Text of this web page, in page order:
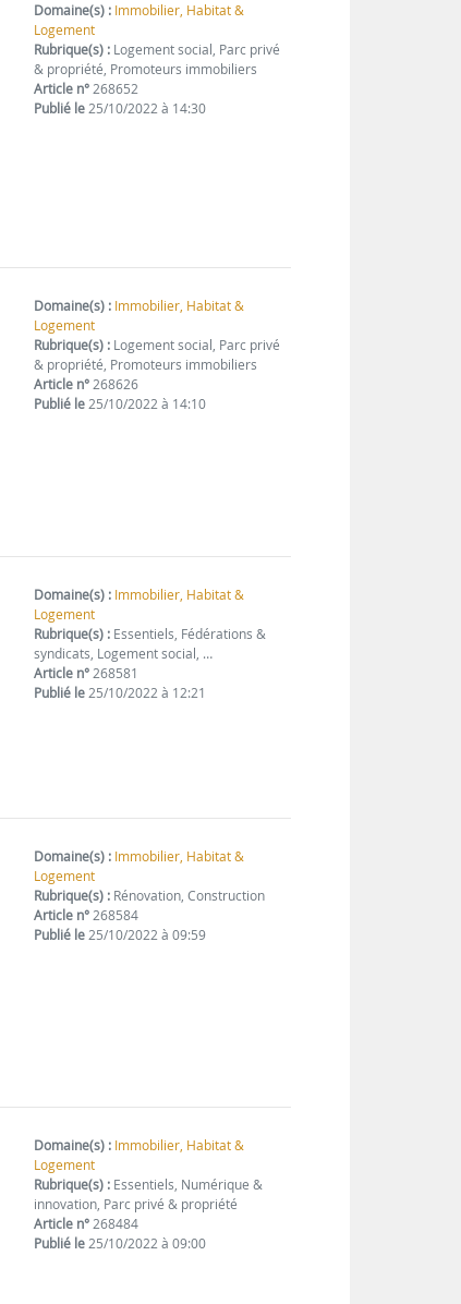
Domaine(s) : Immobilier, Habitat &
Logement
Rubrique(s) : Logement social, Parc privé
& propriété, Promoteurs immobiliers
Article n°268652
Publié le25/10/2022 à 14:30
Domaine(s) : Immobilier, Habitat &
Logement
Rubrique(s) : Logement social, Parc privé
& propriété, Promoteurs immobiliers
Article n°268626
Publié le25/10/2022 à 14:10
Domaine(s) : Immobilier, Habitat &
Logement
Rubrique(s) : Essentiels, Fédérations &
syndicats, Logement social, …
Article n°268581
Publié le25/10/2022 à 12:21
Domaine(s) : Immobilier, Habitat &
Logement
Rubrique(s) : Rénovation, Construction
Article n°268584
Publié le25/10/2022 à 09:59
Domaine(s) : Immobilier, Habitat &
Logement
Rubrique(s) : Essentiels, Numérique &
innovation, Parc privé & propriété
Article n°268484
Publié le25/10/2022 à 09:00